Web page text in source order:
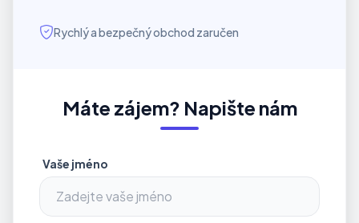
Rychlý a bezpečný obchod zaručen
Máte zájem? Napište nám
Vaše jméno